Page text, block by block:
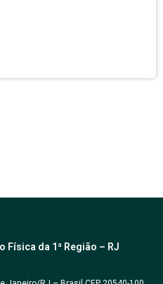
Física da 1ª Região – RJ